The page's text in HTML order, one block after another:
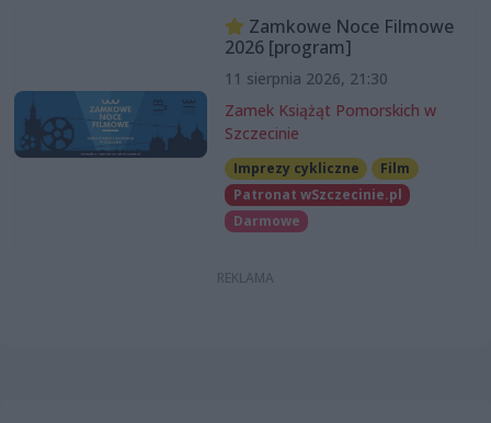
Zamkowe Noce Filmowe
2026 [program]
11 sierpnia 2026, 21:30
Zamek Książąt Pomorskich w
Szczecinie
Imprezy cykliczne
Film
Patronat wSzczecinie.pl
Darmowe